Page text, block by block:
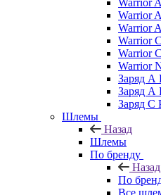
Warrior
Warrior
Warrior
Warrior
Warrior
Warrior
Заряд А
Заряд А
Заряд С
Шлемы
Назад
Шлемы
По бренду
Назад
По
Все